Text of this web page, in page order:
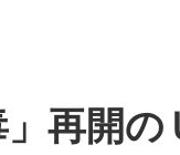
」再開